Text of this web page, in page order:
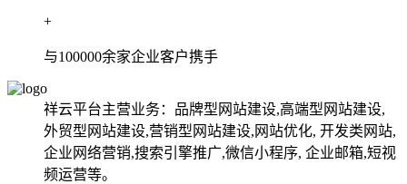
+
与100000余家企业客户携手
祥云平台主营业务：品牌型网站建设,高端型网站建设,
外贸型网站建设,营销型网站建设,网站优化, 开发类网站,
企业网络营销,搜索引擎推广,微信小程序, 企业邮箱,短视
频运营等。